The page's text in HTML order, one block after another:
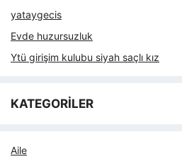
yataygecis
Evde huzursuzluk
Ytü girişim kulubu siyah saçlı kız
KATEGORİLER
Aile